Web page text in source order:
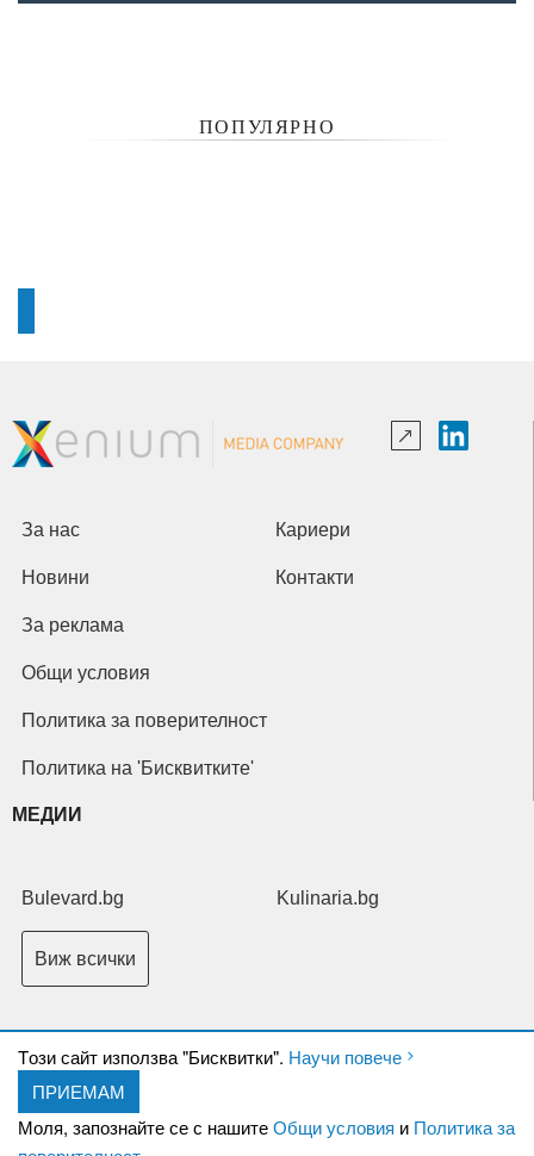
ПОПУЛЯРНО
Tози сайт използва "Бисквитки". Научи повече
ПРИЕМАМ
Моля, запознайте се с нашитеОбщи условия и Политика за
За нас Кариери
Новини Контакти
За реклама
Общи условия
Политика за поверителност
Политика на 'Бисквитките'
МЕДИИ
Bulevard.bg Kulinaria.bg
Виж всички
Copyright © 2026 Ксениум ООД. Всички права запазени.
XeniumCompany.com